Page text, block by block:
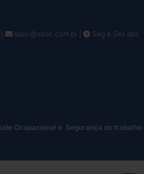
| saoc@saoc.com.br |
Seg à Sex das
Ocupacional e Segurança do trabalho